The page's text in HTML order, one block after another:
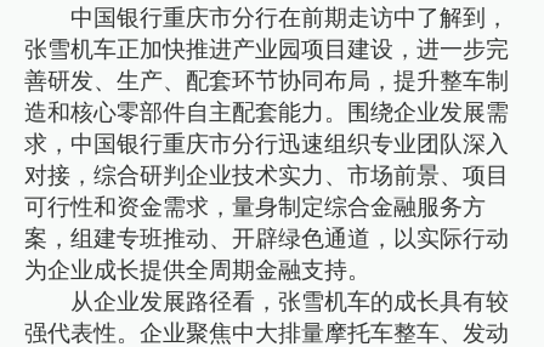
中国银行重庆市分行在前期走访中了解到，
张雪机车正加快推进产业园项目建设，进一步完
善研发、生产、配套环节协同布局，提升整车制
造和核心零部件自主配套能力。围绕企业发展需
求，中国银行重庆市分行迅速组织专业团队深入
对接，综合研判企业技术实力、市场前景、项目
可行性和资金需求，量身制定综合金融服务方
案，组建专班推动、开辟绿色通道，以实际行动
为企业成长提供全周期金融支持。
从企业发展路径看，张雪机车的成长具有较
强代表性。企业聚焦中大排量摩托车整车、发动